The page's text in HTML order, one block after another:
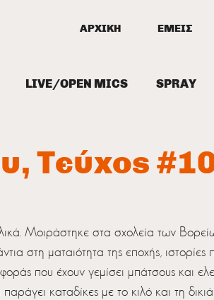
ΑΡΧΙΚΗ ΕΜΕΙΣ
LIVE/OPEN MICS SPRAY
Τεύχος
Μοιράστηκε στα σχολεία των
στη ματαιότητα της εποχής,
που έχουν γεμίσει μπάτσους και
καταδίκες με το κιλό και τη